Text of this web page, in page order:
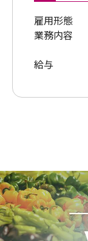
雇用形態
業務内容
給与